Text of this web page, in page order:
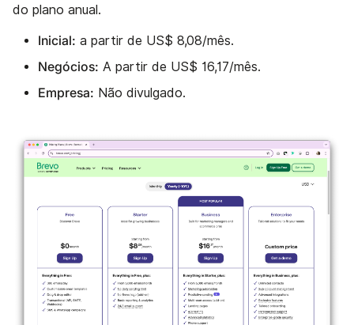
do plano anual.
Inicial: a partir de US$ 8,08/mês.
Negócios: A partir de US$ 16,17/mês.
Empresa: Não divulgado.